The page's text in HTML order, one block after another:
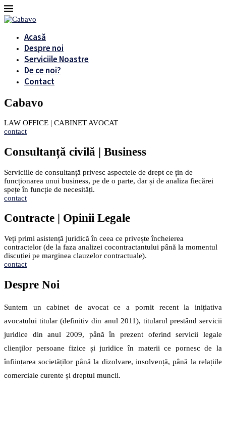
Acasă
Despre noi
Serviciile Noastre
De ce noi?
Contact
Cabavo
LAW OFFICE | CABINET AVOCAT
contact
Consultanță civilă | Business
Serviciile de consultanță privesc aspectele de drept ce țin de
funcționarea unui business, pe de o parte, dar și de analiza fiecărei
spețe în funcție de necesități.
contact
Contracte | Opinii Legale
Veți primi asistență juridică în ceea ce privește încheierea
contractelor (de la faza analizei cocontractantului până la momentul
discuției pe marginea clauzelor contractuale).
contact
Despre Noi
Suntem un cabinet de avocat ce a pornit recent la inițiativa
avocatului titular (definitiv din anul 2011), titularul prestând servicii
juridice din anul 2009, până în prezent oferind servicii legale
clienților persoane fizice și juridice în materii ce pornesc de la
înființarea societăților până la dizolvare, insolvență, până la relațiile
comerciale curente și dreptul muncii.